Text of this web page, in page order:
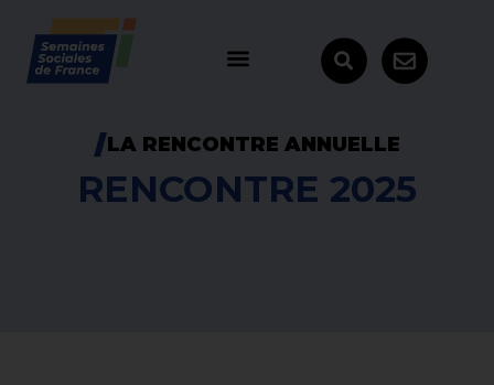
LA RENCONTRE ANNUELLE
RENCONTRE 2025